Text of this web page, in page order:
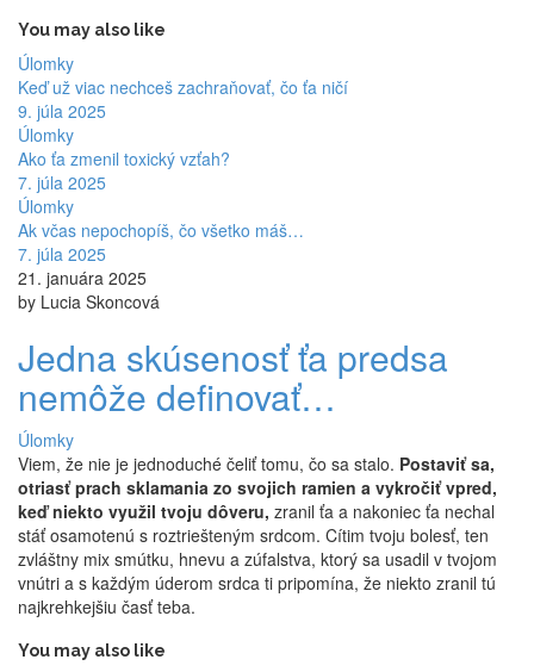
You may also like
Úlomky
Keď už viac nechceš zachraňovať, čo ťa ničí
9. júla 2025
Úlomky
Ako ťa zmenil toxický vzťah?
7. júla 2025
Úlomky
Ak včas nepochopíš, čo všetko máš…
7. júla 2025
21. januára 2025
by Lucia Skoncová
Jedna skúsenosť ťa predsa
nemôže definovať…
Úlomky
Viem, že nie je jednoduché čeliť tomu, čo sa stalo. Postaviť sa,
otriasť prach sklamania zo svojich ramien a vykročiť vpred,
keď niekto využil tvoju dôveru, zranil ťa a nakoniec ťa nechal
stáť osamotenú s roztriešteným srdcom. Cítim tvoju bolesť, ten
zvláštny mix smútku, hnevu a zúfalstva, ktorý sa usadil v tvojom
vnútri a s každým úderom srdca ti pripomína, že niekto zranil tú
najkrehkejšiu časť teba.
You may also like